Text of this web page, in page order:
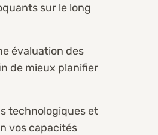
sur le long
évaluation des
de mieux planifier
technologiques et
vos capacités